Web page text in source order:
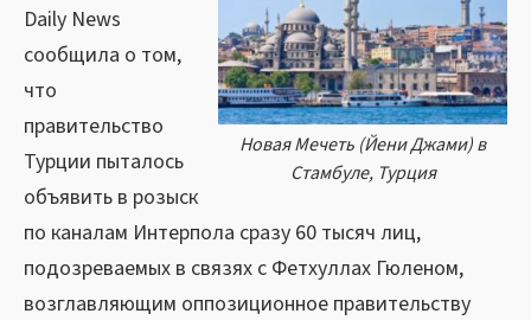
Новая Мечеть (Йени Джами) в
Стамбуле, Турция
Daily News
сообщила о том,
что
правительство
Турции пыталось
объявить в розыск
по каналам Интерпола сразу 60 тысяч лиц,
подозреваемых в связях с Фетхуллах Гюленом,
возглавляющим оппозиционное правительству